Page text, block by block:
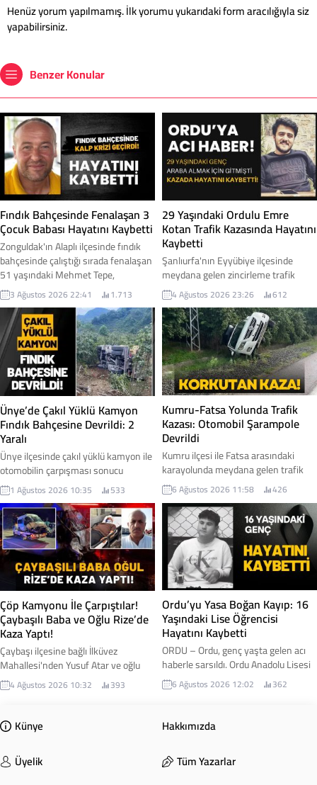
Henüz yorum yapılmamış. İlk yorumu yukarıdaki form aracılığıyla siz
yapabilirsiniz.
Benzer Konular
Fındık Bahçesinde Fenalaşan 3
Çocuk Babası Hayatını Kaybetti
Zonguldak'ın Alaplı ilçesinde fındık
bahçesinde çalıştığı sırada fenalaşan
51 yaşındaki Mehmet Tepe,
kaldırıldığı hastanede yapılan tüm
müdahalelere rağmen yaşamını
yitirdi.
3 Ağustos 2026 22:41 1.713
29 Yaşındaki Ordulu Emre
Kotan Trafik Kazasında Hayatını
Kaybetti
Şanlıurfa'nın Eyyübiye ilçesinde
meydana gelen zincirleme trafik
kazasında, Ordu'nun Ulubey ilçesi
nüfusuna kayıtlı 29 yaşındaki Emre
Kotan hayatını kaybetti. Araba almak
için Şanlıurfa'ya gittiği öğrenilen
gençten gelen acı haber, memleketini
yasa boğdu. İşte detaylar...
4 Ağustos 2026 23:26 612
Ünye’de Çakıl Yüklü Kamyon
Fındık Bahçesine Devrildi: 2
Yaralı
Ünye ilçesinde çakıl yüklü kamyon ile
otomobilin çarpışması sonucu
meydana gelen trafik kazasında iki
kişi yaralanırken, kontrolden çıkan
kamyon yol kenarındaki fındık
bahçesine savruldu. İşte detaylar...
1 Ağustos 2026 10:35 533
Kumru-Fatsa Yolunda Trafik
Kazası: Otomobil Şarampole
Devrildi
Kumru ilçesi ile Fatsa arasındaki
karayolunda meydana gelen trafik
kazasında bir otomobil şarampole
devrildi.
6 Ağustos 2026 11:58 426
Çöp Kamyonu İle Çarpıştılar!
Çaybaşılı Baba ve Oğlu Rize’de
Kaza Yaptı!
Çaybaşı ilçesine bağlı İlküvez
Mahallesi'nden Yusuf Atar ve oğlu
Okan Atar, Rize'de geçirdikleri trafik
kazasında yaralandı. Baba ve oğlunun
sağlık durumlarının iyi olduğu
öğrenildi.
4 Ağustos 2026 10:32 393
Ordu’yu Yasa Boğan Kayıp: 16
Yaşındaki Lise Öğrencisi
Hayatını Kaybetti
ORDU – Ordu, genç yaşta gelen acı
haberle sarsıldı. Ordu Anadolu Lisesi
10. sınıf öğrencisi Çağın Ediz Çomu
(16), hayatını kaybetti.
6 Ağustos 2026 12:02 362
Künye
Hakkımızda
Üyelik
Tüm Yazarlar